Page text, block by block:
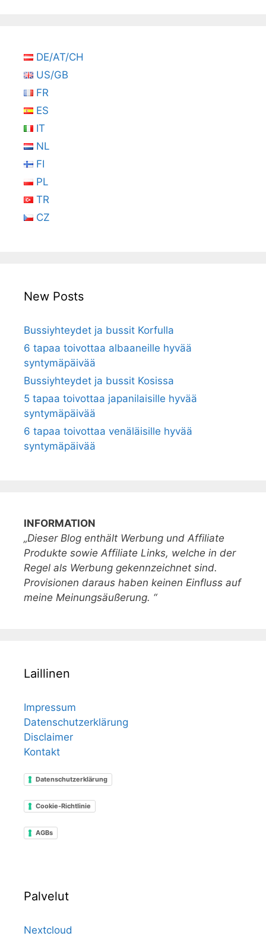
DE/AT/CH
US/GB
FR
ES
IT
NL
FI
PL
TR
CZ
New Posts
Bussiyhteydet ja bussit Korfulla
6 tapaa toivottaa albaaneille hyvää
syntymäpäivää
Bussiyhteydet ja bussit Kosissa
5 tapaa toivottaa japanilaisille hyvää
syntymäpäivää
6 tapaa toivottaa venäläisille hyvää
syntymäpäivää
INFORMATION
„Dieser Blog enthält Werbung und Affiliate
Produkte sowie Affiliate Links, welche in der
Regel als Werbung gekennzeichnet sind.
Provisionen daraus haben keinen Einfluss auf
meine Meinungsäußerung. “
Laillinen
Impressum
Datenschutzerklärung
Disclaimer
Kontakt
Datenschutzerklärung
Cookie-Richtlinie
AGBs
Palvelut
Nextcloud